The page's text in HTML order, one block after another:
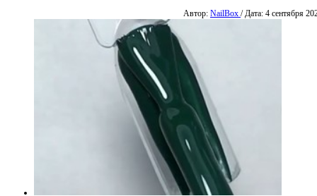
Автор: NailBox / Дата: 4 сентября